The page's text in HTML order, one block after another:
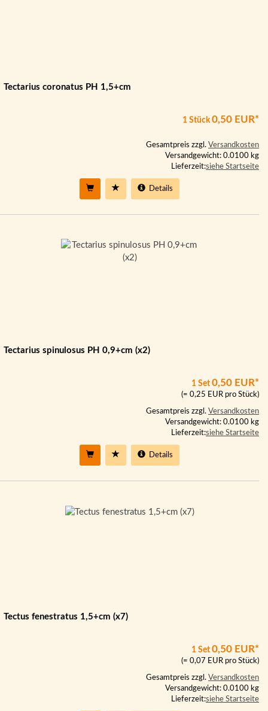
Tectarius coronatus PH 1,5+cm
1 Stück0,50 EUR*
Gesamtpreis zzgl. Versandkosten
Versandgewicht: 0.0100 kg
Lieferzeit:siehe Startseite
Details
Tectarius spinulosus PH 0,9+cm (x2)
1 Set 0,50 EUR*
(= 0,25 EUR pro Stück)
Gesamtpreis zzgl. Versandkosten
Versandgewicht: 0.0100 kg
Lieferzeit:siehe Startseite
Details
Tectus fenestratus 1,5+cm (x7)
1 Set 0,50 EUR*
(= 0,07 EUR pro Stück)
Gesamtpreis zzgl. Versandkosten
Versandgewicht: 0.0100 kg
Lieferzeit:siehe Startseite